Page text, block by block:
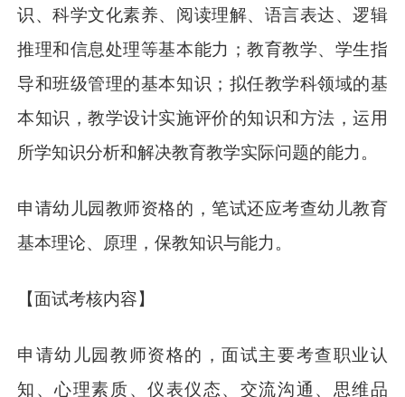
识、科学文化素养、阅读理解、语言表达、逻辑
推理和信息处理等基本能力；教育教学、学生指
导和班级管理的基本知识；拟任教学科领域的基
本知识，教学设计实施评价的知识和方法，运用
所学知识分析和解决教育教学实际问题的能力。
申请幼儿园教师资格的，笔试还应考查幼儿教育
基本理论、原理，保教知识与能力。
【面试考核内容】
申请幼儿园教师资格的，面试主要考查职业认
知、心理素质、仪表仪态、交流沟通、思维品